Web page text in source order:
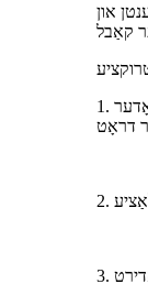
און
1. קאַנדאַקטאָר: זויערשטאָף־פֿרײַער קופּער אָדער
דראָט